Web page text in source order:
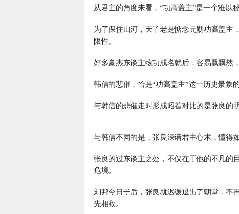
从君主的角度来看，“功高盖主”是一个难以
为了保住山河，天子老是惦念元勋功高盖主
限性。
好多豪杰东谈主物功成名就后，容易飘飘然
韩信的悲催，恰是“功高盖主”这一历史景象
与韩信的悲催走时形成昭着对比的是张良的
与韩信不同的是，张良深谙君主心术，懂得
张良的过东谈主之处，不仅在于他的不凡的
危境。
刘邦今日子后，张良就迟缓退出了朝堂，不
先相救。